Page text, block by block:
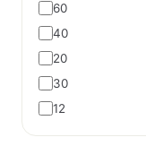
60
40
20
30
12